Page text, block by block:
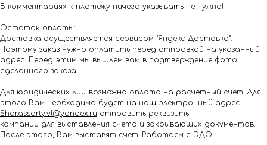
В комментариях к платежу ничего указывать не нужно!
Остаток оплаты:
Доставка осуществляется сервисом "Яндекс Доставка".
Поэтому заказ нужно оплатить перед отправкой на указанный
адрес. Перед этим мы вышлем вам в подтверждение фото
сделанного заказа
Для юридических лиц возможна оплата на расчётный счёт. Для
этого Вам необходимо будет на наш электронный адрес
Shar.assorty.vl@yandex.ru отправить реквизиты
компании для выставления счета и закрывающих документов.
После этого, Вам выставят счет. Работаем с ЭДО.